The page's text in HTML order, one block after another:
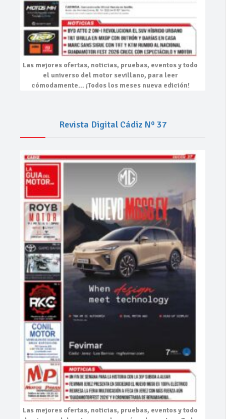
Las mejores ofertas, noticias, pruebas, eventosy todo
el universo del motor sevillano, para leer
cómodamente… ¡Todos los meses nueva edición!
Revista Digital Cádiz Nº 37
Las mejores ofertas, noticias, pruebas, eventosy todo